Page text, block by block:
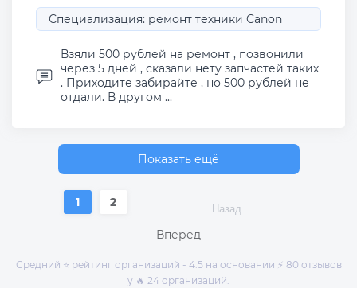
Специализация: ремонт техники Canon
Взяли 500 рублей на ремонт , позвонили
через 5 дней , сказали нету запчастей таких
. Приходите забирайте , но 500 рублей не
отдали. В другом ...
Показать ещё
Назад
1 2
Вперед
Средний ⭐ рейтинг организаций - 4.5 на основании ⚡ 80 отзывов
у 🔥 24 организаций.